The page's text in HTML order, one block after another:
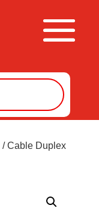
/ Cable Duplex